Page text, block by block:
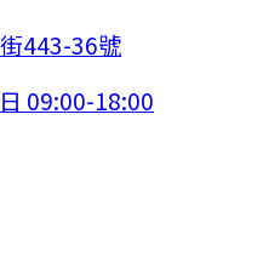
443-36號
09:00-18:00